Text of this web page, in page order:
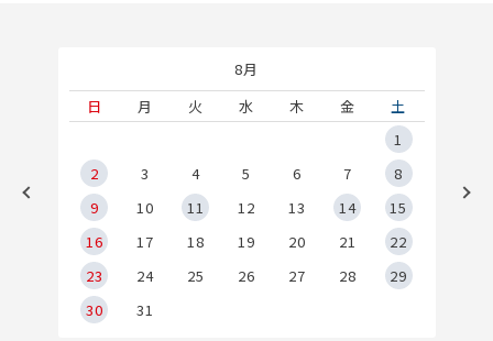
8月
日
月 火 水 木 金
土
1
2
3 4 5 6 7
8
9
10 11 12 13 14
15
16
17 18 19 20 21
22
23
24 25 26 27 28
29
30
31